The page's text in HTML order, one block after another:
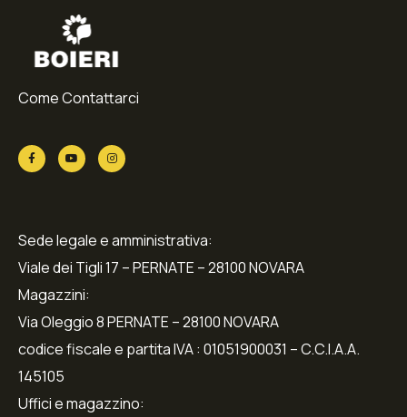
Come Contattarci
Sede legale e amministrativa:
Viale dei Tigli 17 – PERNATE – 28100 NOVARA
Magazzini:
Via Oleggio 8 PERNATE – 28100 NOVARA
codice fiscale e partita IVA : 01051900031 – C.C.I.A.A.
145105
Uffici e magazzino: